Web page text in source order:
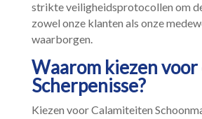
strikte veiligheidsprotocollen om
zowel onze klanten als onze
waarborgen.​
Waarom kiezen voor
Scherpenisse?
Kiezen voor Calamiteiten